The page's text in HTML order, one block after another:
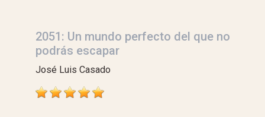
2051: Un mundo perfecto del que no
podrás escapar
José Luis Casado